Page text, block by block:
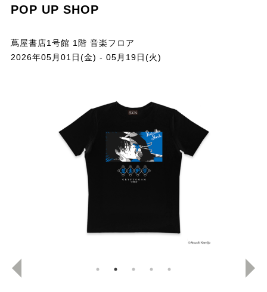
POP UP SHOP
蔦屋書店1号館 1階 音楽フロア
2026年05月01日(金) - 05月19日(火)